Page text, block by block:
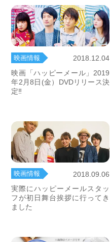
映画情報
2018.12.04
映画「ハッピーメール」2019
年2月8日(金）DVDリリース決
定‼
映画情報
2018.09.06
実際にハッピーメールスタッ
フが初日舞台挨拶に行ってき
ました